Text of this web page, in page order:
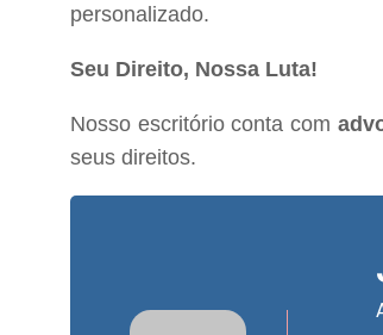
personalizado.
Seu Direito, Nossa Luta!
Nosso escritório conta com
seus direitos.